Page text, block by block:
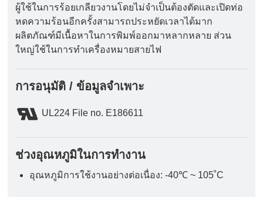
ผู้ใช้ในการร้อยเกลียวงานโดยไม่จําเป็นต้องตัดและเปิดท่อ
หดความร้อนอีกครั้งสามารถประหยัดเวลาได้มาก
ผลิตภัณฑ์มีเนื้อหาในการพิมพ์ออกมาหลากหลาย ส่วน
ใหญ่ใช้ในการทําเครื่องหมายสายไฟ
การอนุมัติ / ข้อมูลจําเพาะ
UL224 File no. E186611
ช่วงอุณหภูมิในการทำงาน
อุณหภูมิการใช้งานอย่างต่อเนื่อง: -40℃ ~ 105˚C